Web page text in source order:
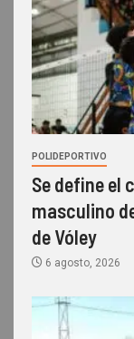
POLIDEPORTIVO
Se define el
masculino
de Vóley
6 agosto, 2026